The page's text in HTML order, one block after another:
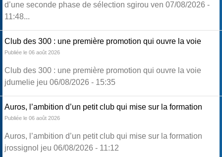
d’une seconde phase de sélection sgirou ven 07/08/2026 -
11:48...
Club des 300 : une première promotion qui ouvre la voie
Publiée le 06 août 2026
Club des 300 : une première promotion qui ouvre la voie
jdumelie jeu 06/08/2026 - 15:35
Auros, l’ambition d’un petit club qui mise sur la formation
Publiée le 06 août 2026
Auros, l’ambition d’un petit club qui mise sur la formation
jrossignol jeu 06/08/2026 - 11:12